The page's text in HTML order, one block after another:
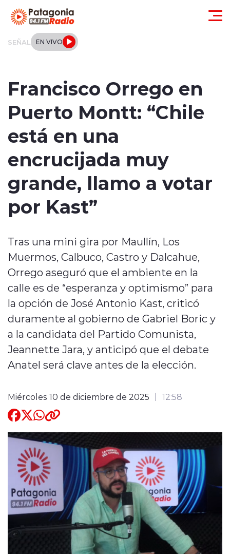
SEÑAL EN VIVO
Tendencias
Internacional
Deportes
Quienes Somos
modo claro
Francisco Orrego en
Puerto Montt: “Chile
está en una
encrucijada muy
grande, llamo a votar
por Kast”
Tras una mini gira por Maullín, Los
Muermos, Calbuco, Castro y Dalcahue,
Orrego aseguró que el ambiente en la
calle es de “esperanza y optimismo” para
la opción de José Antonio Kast, criticó
duramente al gobierno de Gabriel Boric y
a la candidata del Partido Comunista,
Jeannette Jara, y anticipó que el debate
Anatel será clave antes de la elección.
Miércoles 10 de diciembre de 2025 12:58